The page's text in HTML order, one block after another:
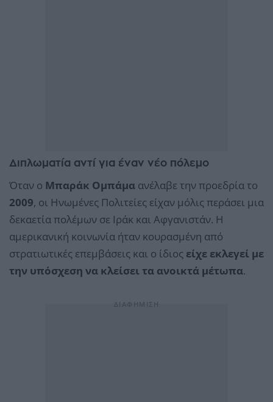
Διπλωματία αντί για έναν νέο πόλεμο
Όταν ο Μπαράκ Ομπάμα ανέλαβε την προεδρία το
2009, οι Ηνωμένες Πολιτείες είχαν μόλις περάσει μια
δεκαετία πολέμων σε Ιράκ και Αφγανιστάν. Η
αμερικανική κοινωνία ήταν κουρασμένη από
στρατιωτικές επεμβάσεις και ο ίδιος είχε εκλεγεί με
την υπόσχεση να κλείσει τα ανοικτά μέτωπα.